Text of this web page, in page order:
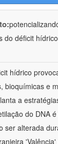
do déficit
hídrico
bioquímicas e
a
do DNA
ser alterada